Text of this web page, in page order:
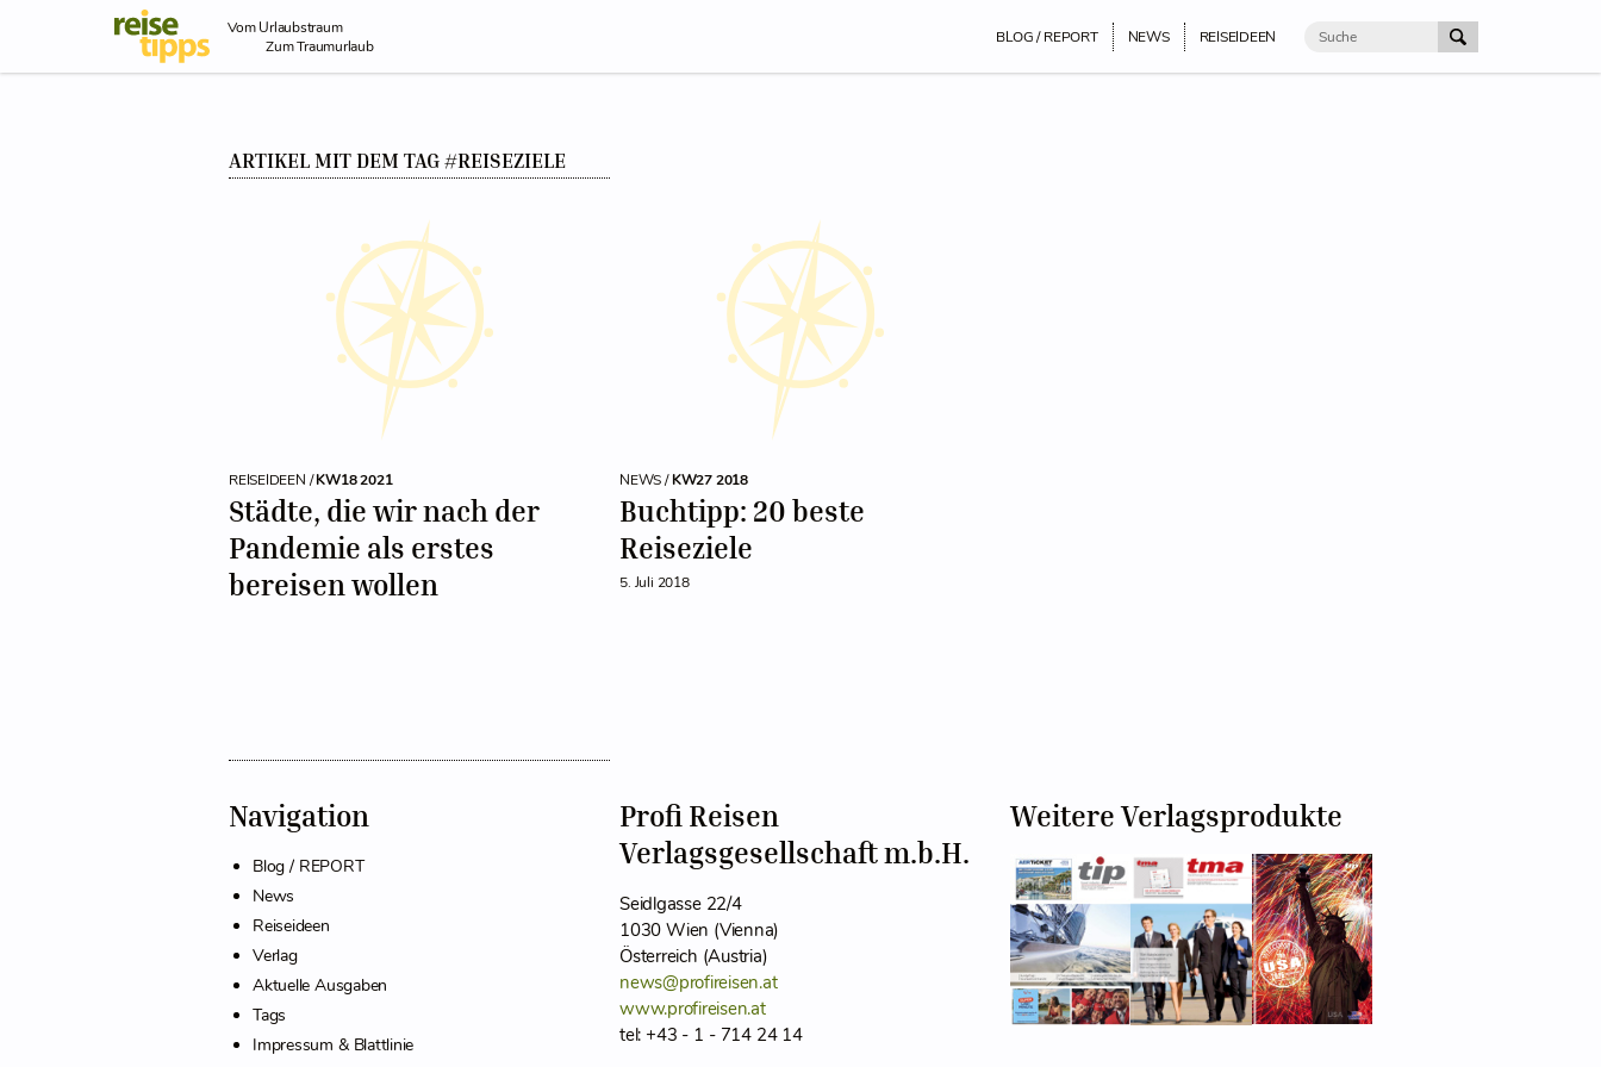
Skip to Content
Vom Urlaubstraum
Zum Traumurlaub
BLOG / REPORT NEWS REISEIDEEN
ARTIKEL MIT DEM TAG #REISEZIELE
REISEIDEEN /KW18 2021
Städte, die wir nach der
Pandemie als erstes
bereisen wollen
NEWS /KW27 2018
Buchtipp: 20 beste
Reiseziele
5. Juli 2018
Navigation
Blog / REPORT
News
Reiseideen
Verlag
Aktuelle Ausgaben
Tags
Impressum & Blattlinie
Profi Reisen
Verlagsgesellschaft m.b.H.
Seidlgasse 22/4
1030 Wien (Vienna)
Österreich (Austria)
news@profireisen.at
www.profireisen.at
tel: +43 - 1 - 714 24 14
Weitere Verlagsprodukte